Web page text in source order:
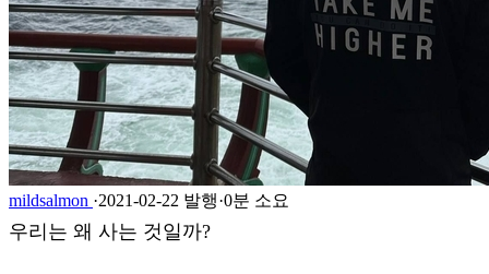
mildsalmon ·2021-02-22 발행·0분 소요
우리는 왜 사는 것일까?